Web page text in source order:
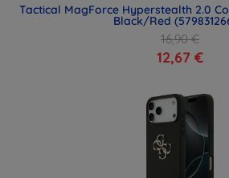
Tactical MagForce Hyperstealth 2.0
Black/Red
16,90 €
12,67 €